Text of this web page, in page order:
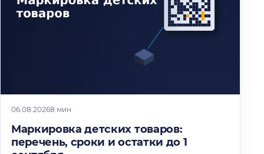
06.08.20268 мин
Маркировка детских товаров:
перечень, сроки и остатки до 1